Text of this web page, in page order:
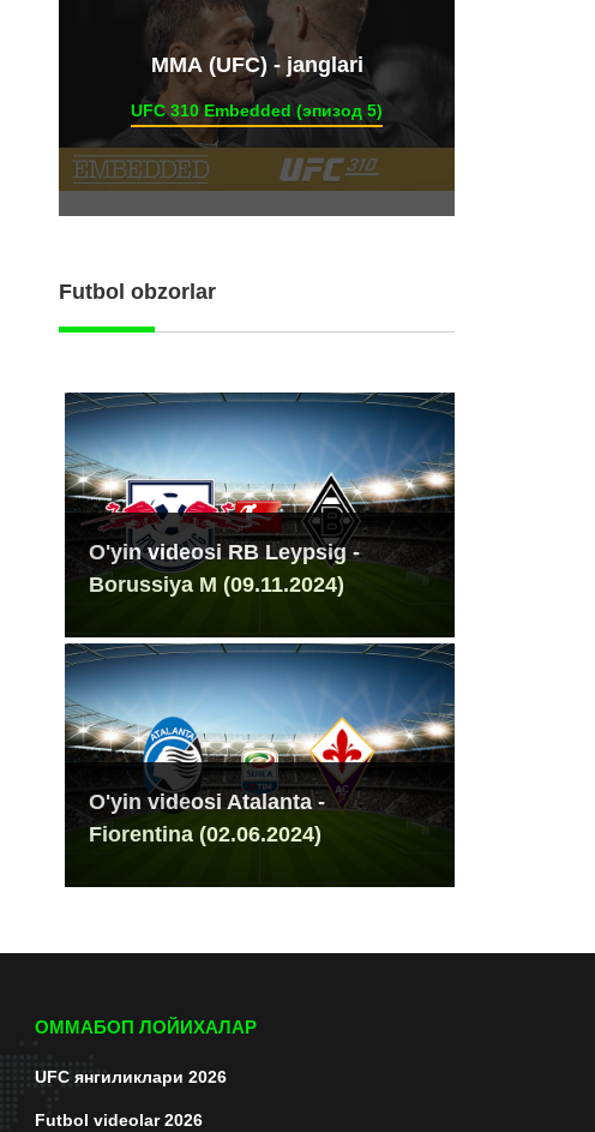
ММА (UFC) - janglari
UFC 310 Embedded (эпизод 5)
Futbol obzorlar
O'yin videosi RB Leypsig -
Borussiya M (09.11.2024)
O'yin videosi Atalanta -
Fiorentina (02.06.2024)
ОММАБОП ЛОЙИХАЛАР
UFC янгиликлари 2026
Futbol videolar 2026